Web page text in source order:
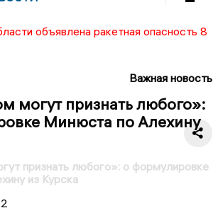
объявлена ракетная опасность 8
Важная новость
могут признать любого»:
Минюста по Алехину
признать любого»: о формулировке
из Курска